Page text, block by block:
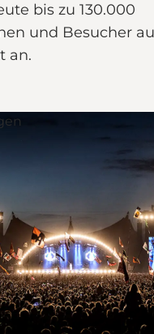
bis zu 130.000
und Besucher
an.